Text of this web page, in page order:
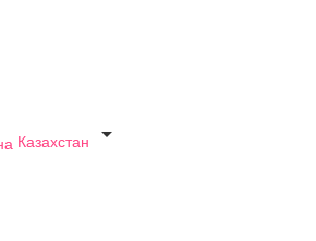
Казахстан
